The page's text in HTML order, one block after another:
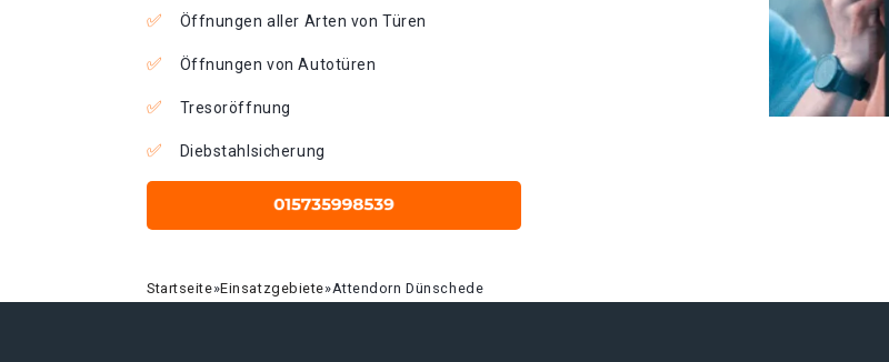
Öffnungen aller Arten von Türen
Öffnungen von Autotüren
Tresoröffnung
Diebstahlsicherung
Startseite»Einsatzgebiete»Attendorn Dünschede